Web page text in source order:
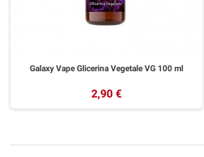
Galaxy Vape Glicerina Vegetale VG 100 ml
2,90 €